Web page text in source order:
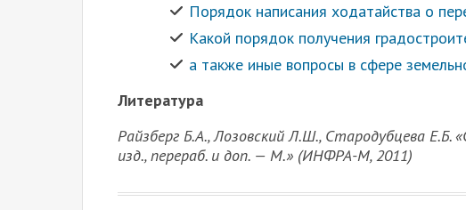
Порядок написания ходатайства о
Какой порядок получения
а также иные вопросы в сфере
Литература
Райзберг Б.А., Лозовский Л.Ш., Стародубцева Е.Б.
изд., перераб. и доп. — М.» (ИНФРА-М, 2011)